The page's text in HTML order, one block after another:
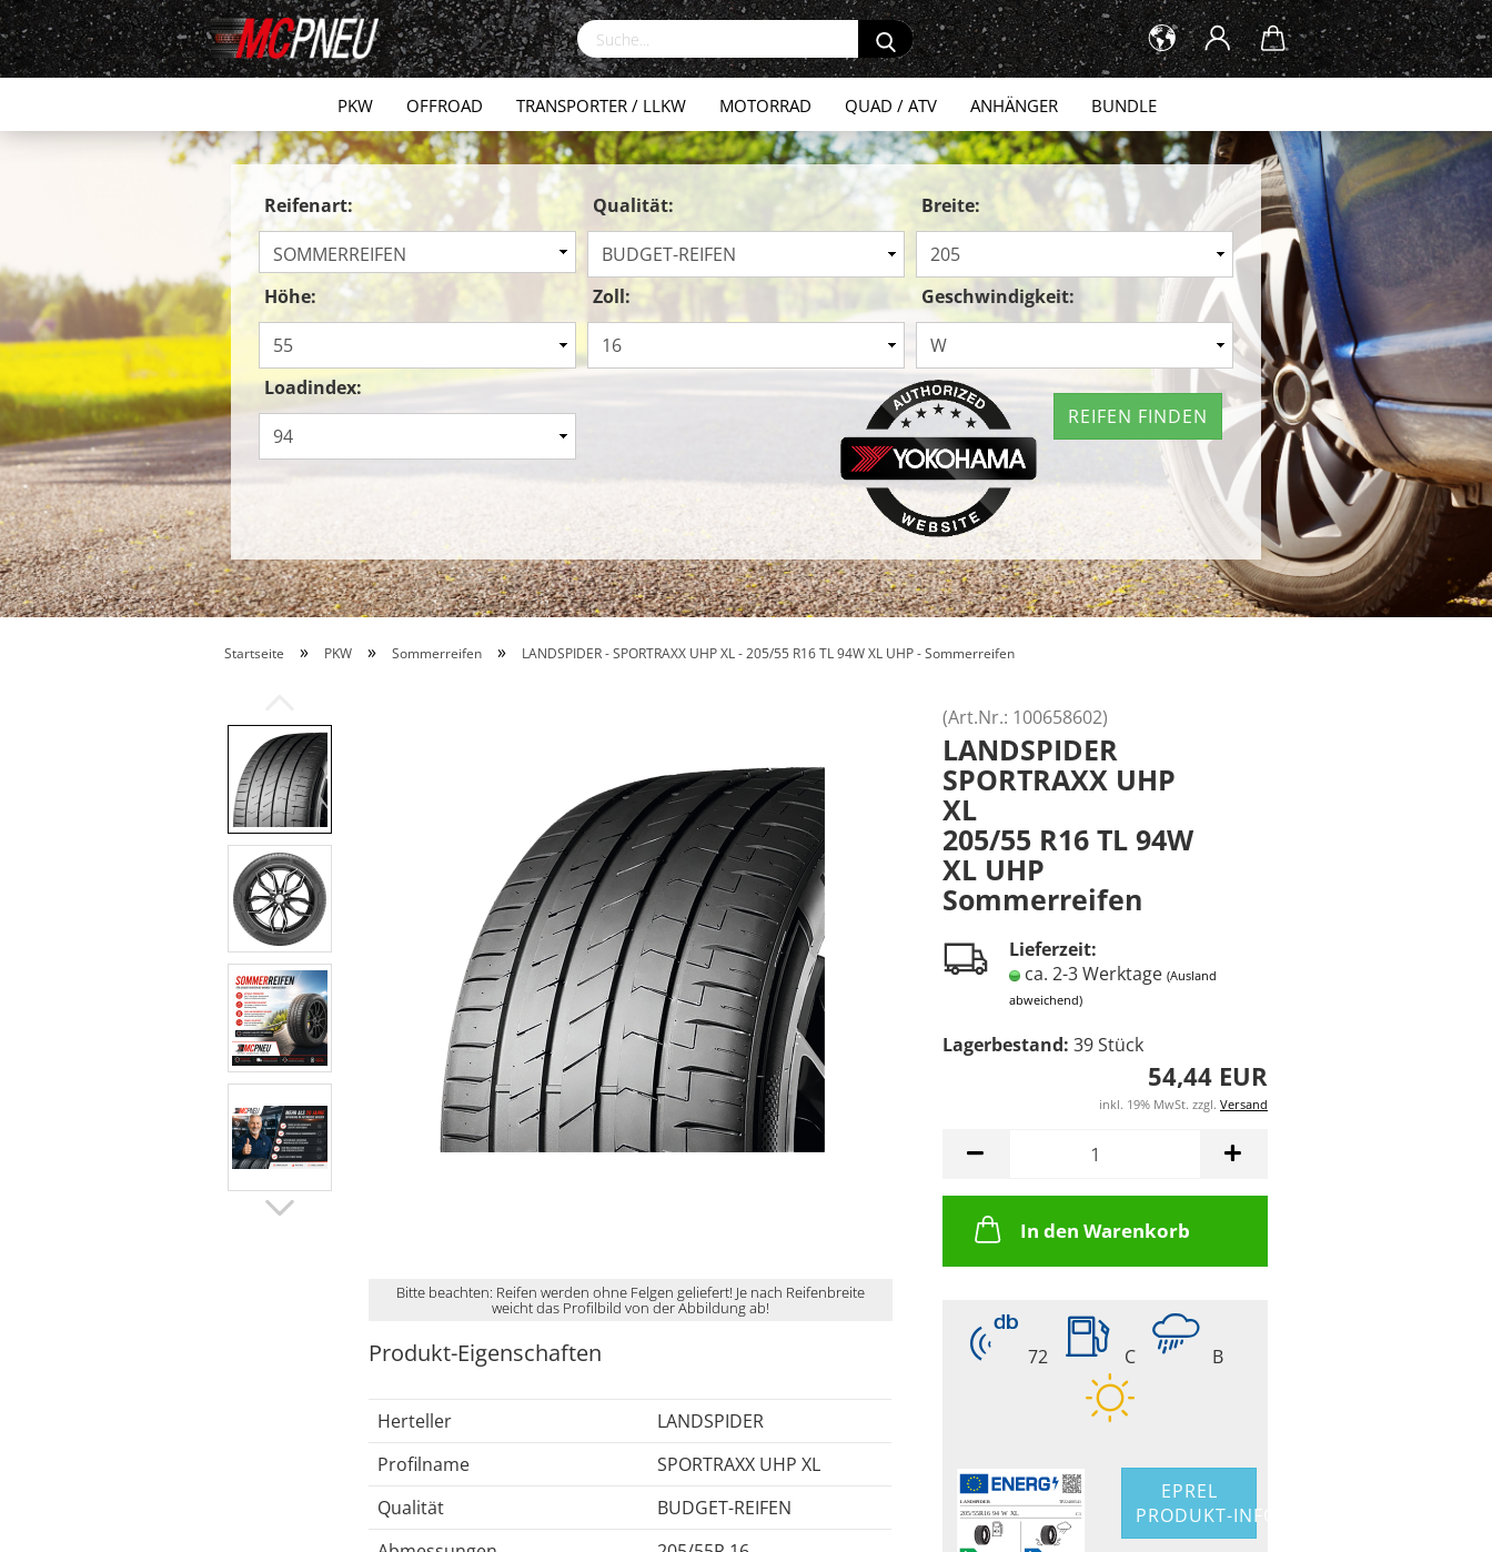
PKW OFFROAD TRANSPORTER / LLKW MOTORRAD QUAD / ATV ANHÄNGER BUNDLE
Reifenart: Qualität: Breite:
Höhe: Zoll: Geschwindigkeit:
Loadindex:
REIFEN FINDEN
Startseite » PKW » Sommerreifen » LANDSPIDER - SPORTRAXX UHP XL - 205/55 R16 TL 94W XL UHP - Sommerreifen
Bitte beachten: Reifen werden ohne Felgen geliefert! Je nach Reifenbreite
weicht das Profilbild von der Abbildung ab!
Produkt-Eigenschaften
Herteller
LANDSPIDER
Profilname
SPORTRAXX UHP XL
Qualität
BUDGET-REIFEN
(Art.Nr.: 100658602)
LANDSPIDER
SPORTRAXX UHP
XL
205/55 R16 TL 94W
XL UHP
Sommerreifen
Lieferzeit:
ca. 2-3 Werktage (Ausland
abweichend)
Lagerbestand: 39Stück
54,44 EUR
inkl. 19% MwSt. zzgl. Versand
In den Warenkorb
72 C B
EPREL
PRODUKT-INFO